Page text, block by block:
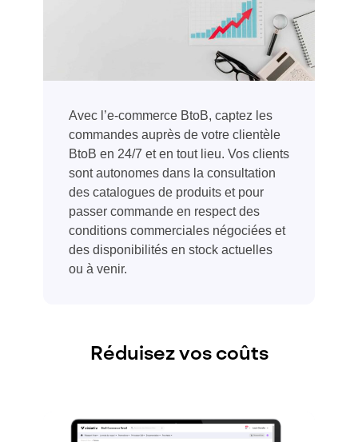
Avec l’e-commerce BtoB, captez es
commandes auprès de votre clientèle
BtoB en 24/7 eten tout lieu. Vos clients
sont autonomes dans la consultation
des catalogues de produits et pour
passer commande en respect des
conditions commerciales négociées et
des disponibilités en stock actuelles
ou à venir.
Réduisez vos coûts